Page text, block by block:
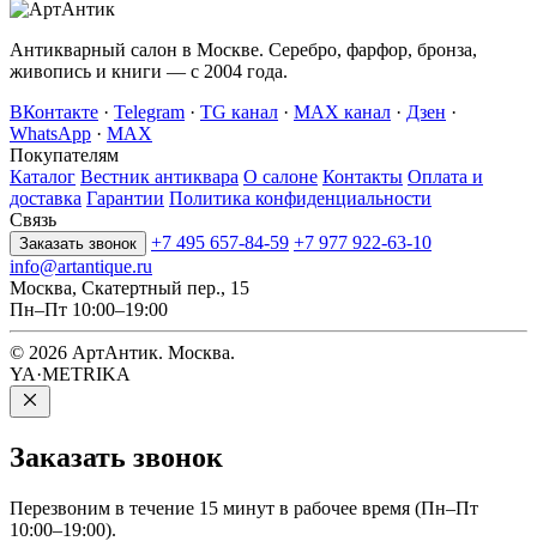
Антикварный салон в Москве. Серебро, фарфор, бронза,
живопись и книги — с 2004 года.
ВКонтакте · Telegram · TG канал · MAX канал · Дзен ·
WhatsApp · MAX
Покупателям
Каталог Вестник антиквара О салоне Контакты Оплата и
доставка Гарантии Политика конфиденциальности
Связь
Заказать звонок +7 495 657-84-59 +7 977 922-63-10
info@artantique.ru
Москва, Скатертный пер., 15
Пн–Пт 10:00–19:00
© 2026 АртАнтик. Москва.
YA·METRIKA
Заказать звонок
Перезвоним в течение 15 минут в рабочее время (Пн–Пт
10:00–19:00).